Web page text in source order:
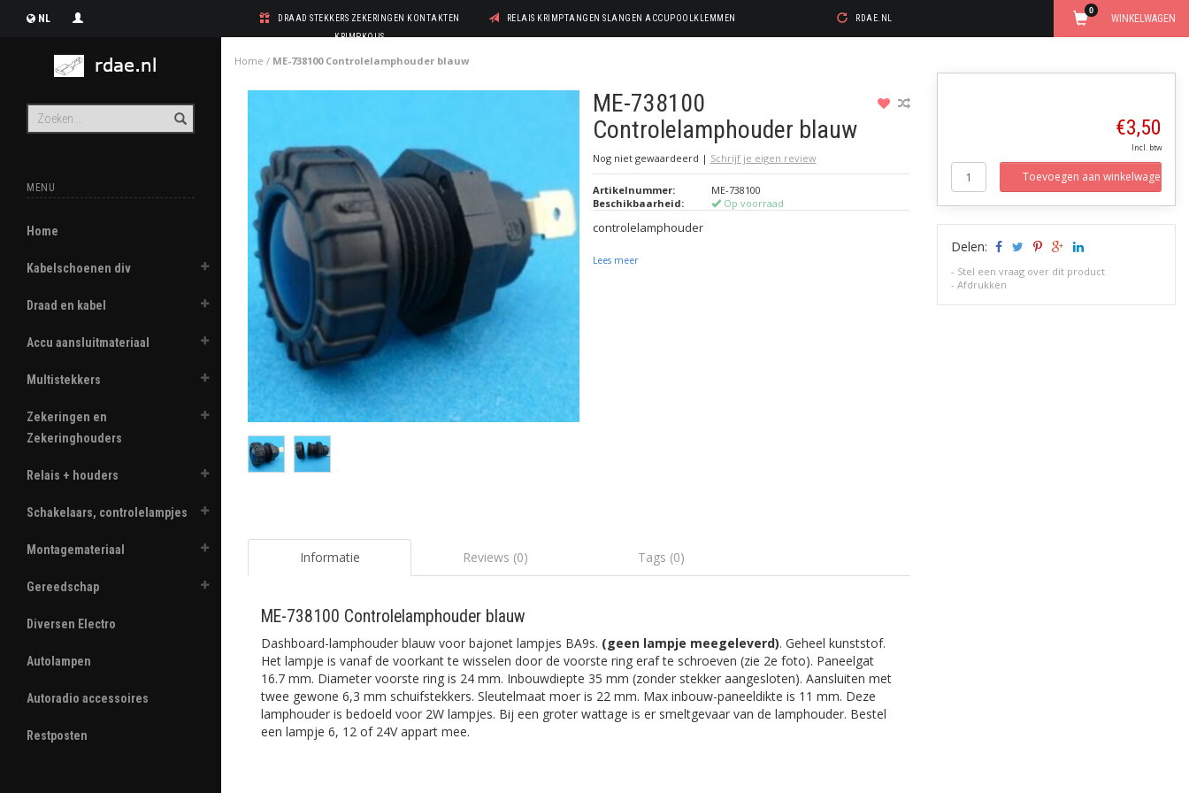
NL
DRAAD STEKKERS ZEKERINGEN KONTAKTEN
KRIMPKOUS
RELAIS KRIMPTANGEN SLANGEN ACCUPOOLKLEMMEN RDAE.NL WINKELWAGEN
0
MENU
Home
Kabelschoenen div
Draad en kabel
Accu aansluitmateriaal
Multistekkers
Zekeringen en
Zekeringhouders
Relais + houders
Schakelaars, controlelampjes
Montagemateriaal
Gereedschap
Diversen Electro
Autolampen
Autoradio accessoires
Restposten
Home / ME-738100 Controlelamphouder blauw
ME-738100
Controlelamphouder blauw
Nog niet gewaardeerd | Schrijf je eigen review
Artikelnummer:
ME-738100
Beschikbaarheid:
Op voorraad
controlelamphouder
Lees meer
Informatie Reviews (0) Tags (0)
ME-738100 Controlelamphouder blauw
Dashboard-lamphouder blauw voor bajonet lampjes BA9s. (geen lampje meegeleverd). Geheel kunststof.
Het lampje is vanaf de voorkant te wisselen door de voorste ring eraf te schroeven (zie 2e foto). Paneelgat
16.7 mm. Diameter voorste ring is 24 mm. Inbouwdiepte 35 mm (zonder stekker aangesloten). Aansluiten met
twee gewone 6,3 mm schuifstekkers. Sleutelmaat moer is 22 mm. Max inbouw-paneeldikte is 11 mm. Deze
lamphouder is bedoeld voor 2W lampjes. Bij een groter wattage is er smeltgevaar van de lamphouder. Bestel
een lampje 6, 12 of 24V appart mee.
€3,50
Incl. btw
Toevoegen aan winkelwagen
Delen:
- Stel een vraag over dit product
-Afdrukken